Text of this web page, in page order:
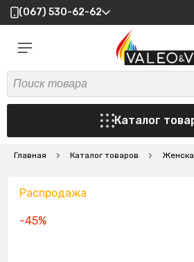
(067) 530-62-62
Каталог
Главная Каталог товаров
Распродажа
-45%